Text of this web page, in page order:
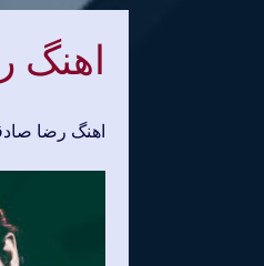
اهنگ
اهنگ رضا